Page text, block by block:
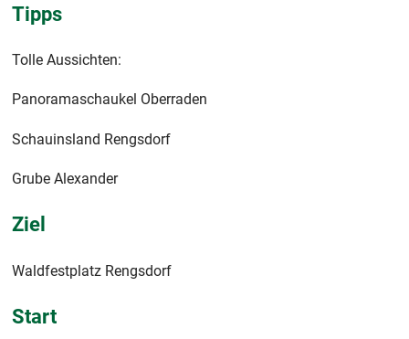
Tipps
Tolle Aussichten:
Panoramaschaukel Oberraden
Schauinsland Rengsdorf
Grube Alexander
Ziel
Waldfestplatz Rengsdorf
Start